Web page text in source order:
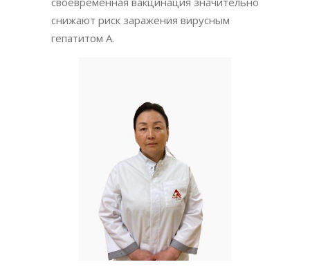
снижают риск заражения вирусным
гепатитом А.